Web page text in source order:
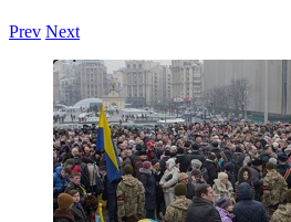
Prev Next